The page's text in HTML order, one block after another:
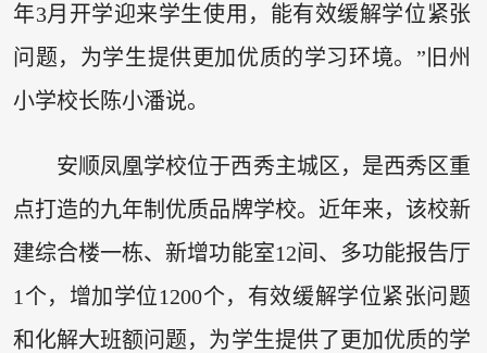
年3月开学迎来学生使用，能有效缓解学位紧张
问题，为学生提供更加优质的学习环境。”旧州
小学校长陈小潘说。
安顺凤凰学校位于西秀主城区，是西秀区重
点打造的九年制优质品牌学校。近年来，该校新
建综合楼一栋、新增功能室12间、多功能报告厅
1个，增加学位1200个，有效缓解学位紧张问题
和化解大班额问题，为学生提供了更加优质的学